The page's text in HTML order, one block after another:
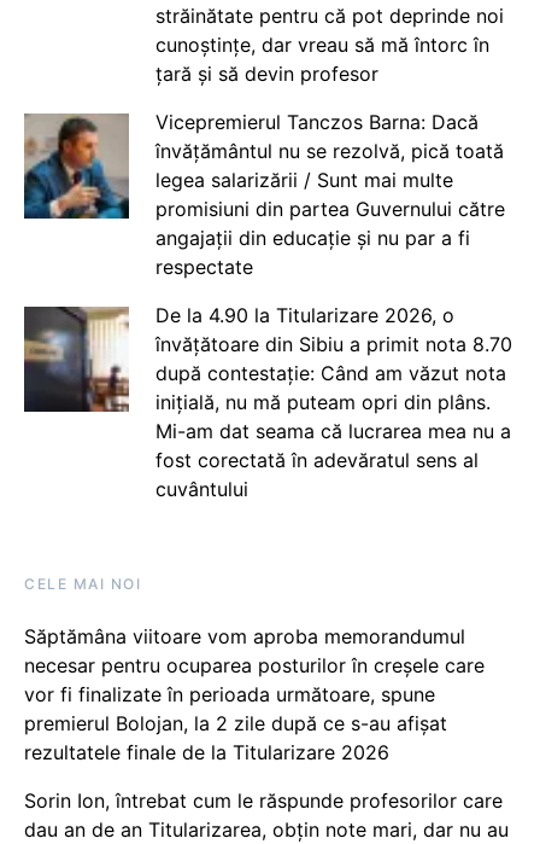
străinătate pentru că pot deprinde noi
cunoștințe, dar vreau să mă întorc în
țară și să devin profesor
Vicepremierul Tanczos Barna: Dacă
învățământul nu se rezolvă, pică toată
legea salarizării / Sunt mai multe
promisiuni din partea Guvernului către
angajații din educație și nu par a fi
respectate
De la 4.90 la Titularizare 2026, o
învățătoare din Sibiu a primit nota 8.70
după contestație: Când am văzut nota
inițială, nu mă puteam opri din plâns.
Mi-am dat seama că lucrarea mea nu a
fost corectată în adevăratul sens al
cuvântului
CELE MAI NOI
Săptămâna viitoare vom aproba memorandumul
necesar pentru ocuparea posturilor în creșele care
vor fi finalizate în perioada următoare, spune
premierul Bolojan, la 2 zile după ce s-au afișat
rezultatele finale de la Titularizare 2026
Sorin Ion, întrebat cum le răspunde profesorilor care
dau an de an Titularizarea, obțin note mari, dar nu au